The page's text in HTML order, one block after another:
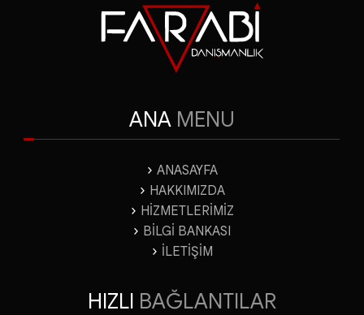
ANA MENU
ANASAYFA
HAKKIMIZDA
HİZMETLERİMİZ
BİLGİ BANKASI
İLETİŞİM
HIZLI BAĞLANTILAR